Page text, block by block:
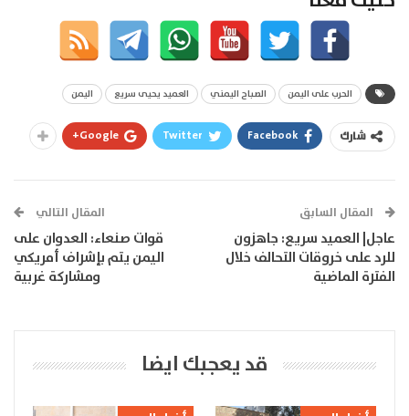
الحرب على اليمن الصباح اليمني العميد يحيى سريع اليمن
شارك Facebook
Twitter
Google+
المقال السابق
عاجل| العميد سريع: جاهزون
للرد على خروقات التحالف خلال
الفترة الماضية
المقال التالي
قوات صنعاء: العدوان على
اليمن يتم بإشراف أمريكي
ومشاركة غربية
قد يعجبك ايضا